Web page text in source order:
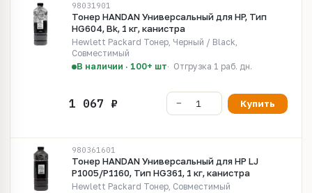
98031901
Тонер HANDAN Универсальный для HP, Тип
HG604, Bk, 1 кг, канистра
Hewlett Packard Тонер, Черный / Black,
Совместимый
В наличии · 100+ шт
Отгрузка 1 раб. дн.
Купить
980361601
Тонер HANDAN Универсальный для HP LJ
P1005/P1160, Тип HG361, 1 кг, канистра
Hewlett Packard Тонер, Совместимый